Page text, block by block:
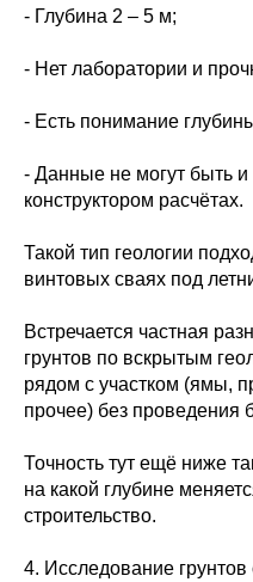
- Глубина 2 – 5 м;
- Нет лаборатории и
- Есть понимание
- Данные не могут быть
конструктором расчётах.
Такой тип геологии
винтовых сваях под
Встречается частная
грунтов по вскрытым
рядом с участком (ямы,
прочее) без проведения
Точность тут ещё ниже
на какой глубине
строительство.
4. Исследование